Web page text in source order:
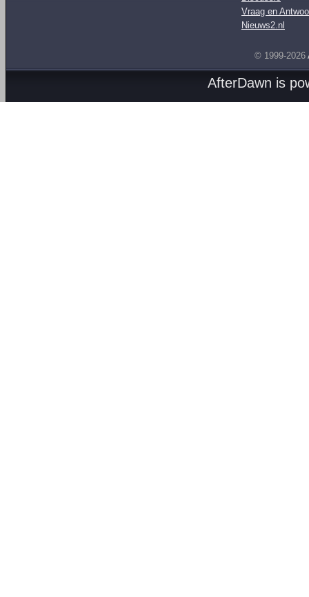
Vraag en
Nieuws2.nl
© 1999-2026
AfterDawn is